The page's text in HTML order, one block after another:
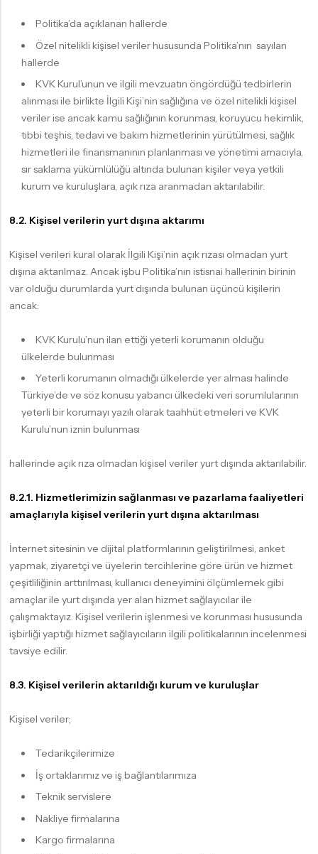
Politika’da açıklanan hallerde
Özel nitelikli kişisel veriler hususunda Politika’nın sayılan
hallerde
KVK Kurul’unun ve ilgili mevzuatın öngördüğü tedbirlerin
alınması ile birlikte İlgili Kişi’nin sağlığına ve özel nitelikli kişisel
veriler ise ancak kamu sağlığının korunması, koruyucu hekimlik,
tıbbi teşhis, tedavi ve bakım hizmetlerinin yürütülmesi, sağlık
hizmetleri ile finansmanının planlanması ve yönetimi amacıyla,
sır saklama yükümlülüğü altında bulunan kişiler veya yetkili
kurum ve kuruluşlara, açık rıza aranmadan aktarılabilir.
8.2. Kişisel verilerin yurt dışına aktarımı
Kişisel verileri kural olarak İlgili Kişi’nin açık rızası olmadan yurt
dışına aktarılmaz. Ancak işbu Politika’nın istisnai hallerinin birinin
var olduğu durumlarda yurt dışında bulunan üçüncü kişilerin
ancak:
KVK Kurulu’nun ilan ettiği yeterli korumanın olduğu
ülkelerde bulunması
Yeterli korumanın olmadığı ülkelerde yer alması halinde
Türkiye’de ve söz konusu yabancı ülkedeki veri sorumlularının
yeterli bir korumayı yazılı olarak taahhüt etmeleri ve KVK
Kurulu’nun iznin bulunması
hallerinde açık rıza olmadan kişisel veriler yurt dışında aktarılabilir.
8.2.1. Hizmetlerimizin sağlanması ve pazarlama faaliyetleri
amaçlarıyla kişisel verilerin yurt dışına aktarılması
İnternet sitesinin ve dijital platformlarının geliştirilmesi, anket
yapmak, ziyaretçi ve üyelerin tercihlerine göre ürün ve hizmet
çeşitliliğinin arttırılması, kullanıcı deneyimini ölçümlemek gibi
amaçlar ile yurt dışında yer alan hizmet sağlayıcılar ile
çalışmaktayız. Kişisel verilerin işlenmesi ve korunması hususunda
işbirliği yaptığı hizmet sağlayıcıların ilgili politikalarının incelenmesi
tavsiye edilir.
8.3. Kişisel verilerin aktarıldığı kurum ve kuruluşlar
Kişisel veriler;
Tedarikçilerimize
İş ortaklarımız ve iş bağlantılarımıza
Teknik servislere
Nakliye firmalarına
Kargo firmalarına